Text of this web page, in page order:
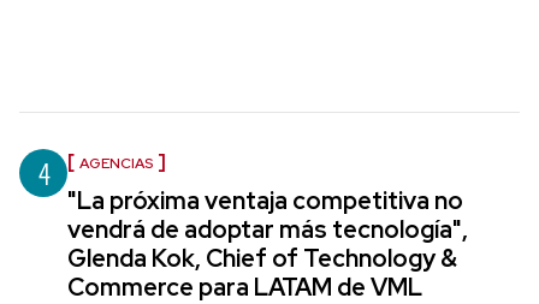
4 AGENCIAS
"La próxima ventaja competitiva no
vendrá de adoptar más tecnología",
Glenda Kok, Chief of Technology &
Commerce para LATAM de VML